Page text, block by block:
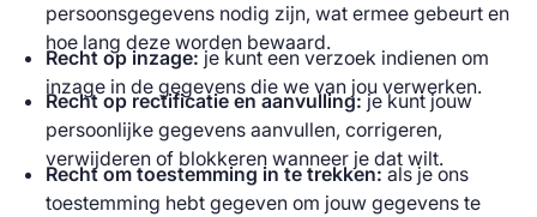
persoonsgegevens nodig zijn, wat ermee gebeurt en
hoe lang deze worden bewaard.
Recht op inzage:je kunt een verzoek indienen om
inzage in de gegevens die we van jou verwerken.
Recht op rectificatie en aanvulling:je kunt jouw
persoonlijke gegevens aanvullen, corrigeren,
verwijderen of blokkeren wanneer je dat wilt.
Recht om toestemming in te trekken:als je ons
toestemming hebt gegeven om jouw gegevens te